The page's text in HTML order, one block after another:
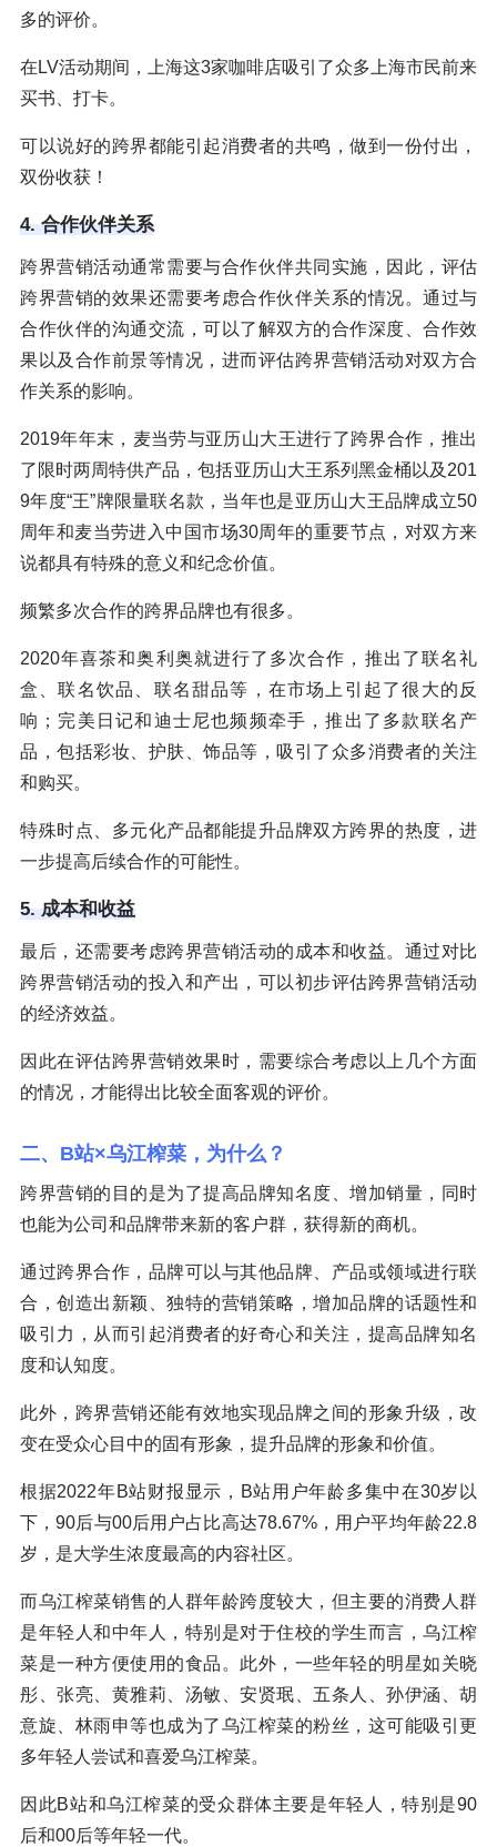
多的评价。
在LV活动期间，上海这3家咖啡店吸引了众多上海市民前来
买书、打卡。
可以说好的跨界都能引起消费者的共鸣，做到一份付出，
双份收获！
4. 合作伙伴关系
跨界营销活动通常需要与合作伙伴共同实施，因此，评估
跨界营销的效果还需要考虑合作伙伴关系的情况。通过与
合作伙伴的沟通交流，可以了解双方的合作深度、合作效
果以及合作前景等情况，进而评估跨界营销活动对双方合
作关系的影响。
2019年年末，麦当劳与亚历山大王进行了跨界合作，推出
了限时两周特供产品，包括亚历山大王系列黑金桶以及201
9年度“王”牌限量联名款，当年也是亚历山大王品牌成立50
周年和麦当劳进入中国市场30周年的重要节点，对双方来
说都具有特殊的意义和纪念价值。
频繁多次合作的跨界品牌也有很多。
2020年喜茶和奥利奥就进行了多次合作，推出了联名礼
盒、联名饮品、联名甜品等，在市场上引起了很大的反
响；完美日记和迪士尼也频频牵手，推出了多款联名产
品，包括彩妆、护肤、饰品等，吸引了众多消费者的关注
和购买。
特殊时点、多元化产品都能提升品牌双方跨界的热度，进
一步提高后续合作的可能性。
5. 成本和收益
最后，还需要考虑跨界营销活动的成本和收益。通过对比
跨界营销活动的投入和产出，可以初步评估跨界营销活动
的经济效益。
因此在评估跨界营销效果时，需要综合考虑以上几个方面
的情况，才能得出比较全面客观的评价。
二、B站×乌江榨菜，为什么？
跨界营销的目的是为了提高品牌知名度、增加销量，同时
也能为公司和品牌带来新的客户群，获得新的商机。
通过跨界合作，品牌可以与其他品牌、产品或领域进行联
合，创造出新颖、独特的营销策略，增加品牌的话题性和
吸引力，从而引起消费者的好奇心和关注，提高品牌知名
度和认知度。
此外，跨界营销还能有效地实现品牌之间的形象升级，改
变在受众心目中的固有形象，提升品牌的形象和价值。
根据2022年B站财报显示，B站用户年龄多集中在30岁以
下，90后与00后用户占比高达78.67%，用户平均年龄22.8
岁，是大学生浓度最高的内容社区。
而乌江榨菜销售的人群年龄跨度较大，但主要的消费人群
是年轻人和中年人，特别是对于住校的学生而言，乌江榨
菜是一种方便使用的食品。此外，一些年轻的明星如关晓
彤、张亮、黄雅莉、汤敏、安贤珉、五条人、孙伊涵、胡
意旋、林雨申等也成为了乌江榨菜的粉丝，这可能吸引更
多年轻人尝试和喜爱乌江榨菜。
因此B站和乌江榨菜的受众群体主要是年轻人，特别是90
后和00后等年轻一代。